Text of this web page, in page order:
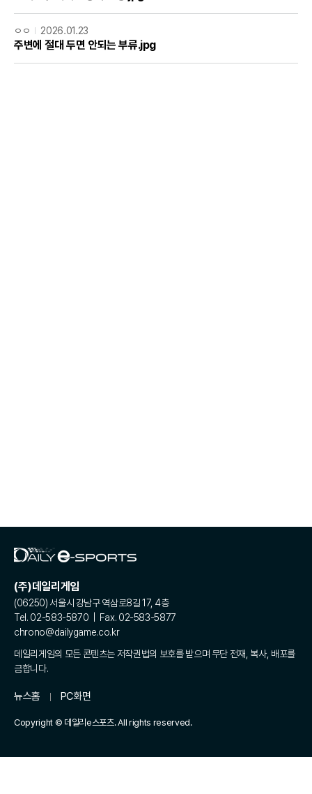
ㅇㅇ 2026.01.23
주변에 절대 두면 안되는 부류.jpg
(주)데일리게임
(06250) 서울시 강남구 역삼로8길 17, 4층
Tel. 02-583-5870 | Fax. 02-583-5877
chrono@dailygame.co.kr
데일리게임의 모든 콘텐츠는 저작권법의 보호를 받으며 무단 전재, 복사, 배포를
금합니다.
뉴스홈 PC화면
Copyright © 데일리e스포츠. All rights reserved.